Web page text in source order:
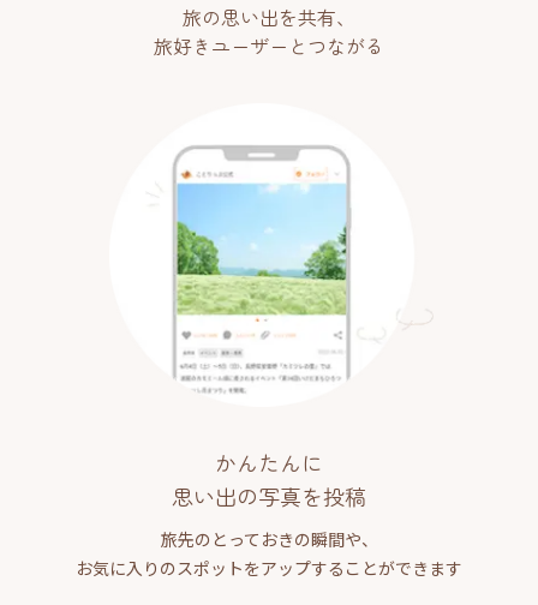
旅の思い出を共有、
旅好きユーザーとつながる
かんたんに
思い出の写真を投稿
旅先のとっておきの瞬間や、
お気に入りのスポットをアップすることができます